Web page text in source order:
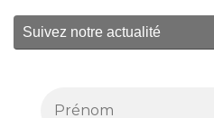
Suivez notre actualité